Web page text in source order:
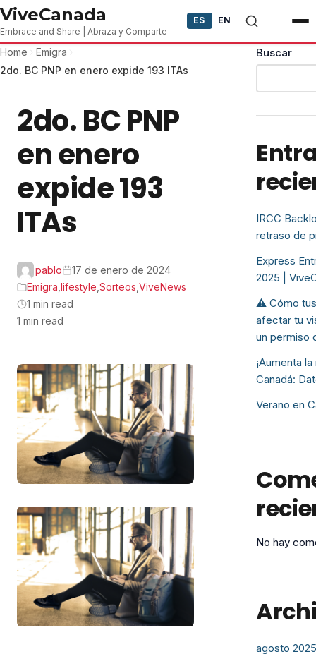
Skip to content
ViveCanada
Embrace and Share | Abraza y Comparte
ES EN
Home
Emigra
2do. BC PNP en enero expide 193 ITAs
2do. BC PNP
en enero
expide 193
ITAs
pablo
17 de enero de 2024
Emigra lifestyle Sorteos ViveNews
1 min read
1 min read
Buscar
IRCC
retraso de
Express
2025 |
⚠️ Cómo
afectar tu
un permiso
¡Aumenta
Canadá:
Verano en
No hay
agosto 2025